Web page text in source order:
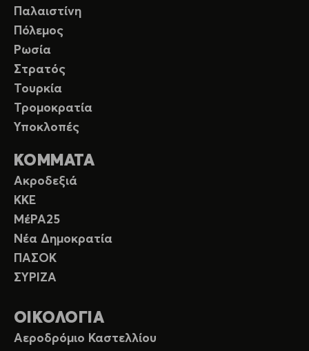
Παλαιστίνη
Πόλεμος
Ρωσία
Στρατός
Τουρκία
Τρομοκρατία
Υποκλοπές
ΚΟΜΜΑΤΑ
Ακροδεξιά
ΚΚΕ
ΜέΡΑ25
Νέα Δημοκρατία
ΠΑΣΟΚ
ΣΥΡΙΖΑ
ΟΙΚΟΛΟΓΙΑ
Αεροδρόμιο Καστελλίου